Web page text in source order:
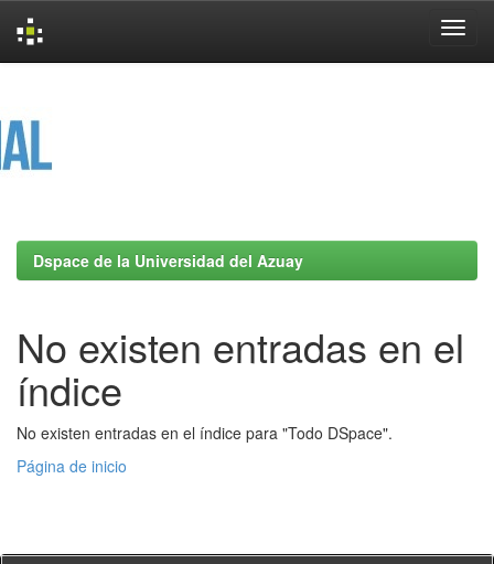
Dspace de la Universidad del Azuay
No existen entradas en el
índice
No existen entradas en el índice para "Todo DSpace".
Página de inicio